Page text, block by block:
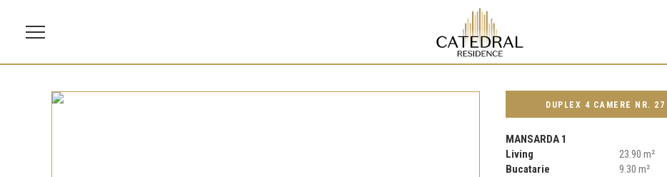
DUPLEX 4 CAMERE NR. 27
MANSARDA 1
Living
23.90 m²
Bucatarie
9.30 m²